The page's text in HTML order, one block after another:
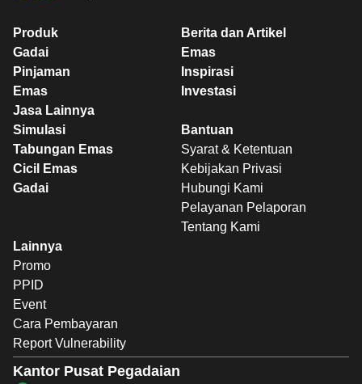
Produk
Gadai
Pinjaman
Emas
Jasa Lainnya
Berita dan Artikel
Emas
Inspirasi
Investasi
Simulasi
Tabungan Emas
Cicil Emas
Gadai
Bantuan
Syarat & Ketentuan
Kebijakan Privasi
Hubungi Kami
Pelayanan Pelaporan
Tentang Kami
Lainnya
Promo
PPID
Event
Cara Pembayaran
Report Vulnerability
Kantor Pusat Pegadaian